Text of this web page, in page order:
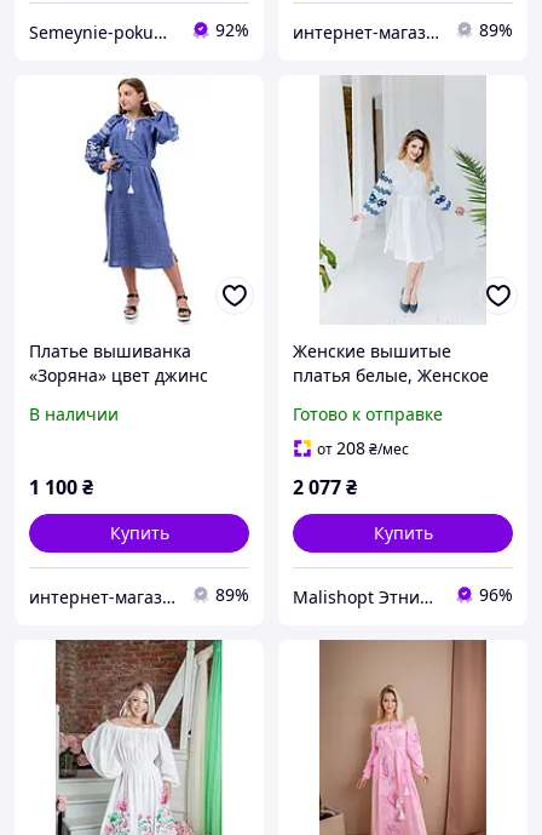
Semeynie-pokupki 92% интернет-магазин одежды Ovi-Shop 89%
Платье вышиванка
«Зоряна» цвет джинс
В наличии
1 100₴
Купить
интернет-магазин одежды Ovi-Shop 89%
Женские вышитые
платья белые, Женское
Платье вышиванка белое
Готово к отправке
от208₴/мес
2 077₴
Купить
Malishopt Этническая одежда и головные уборы, все для крещения 96%